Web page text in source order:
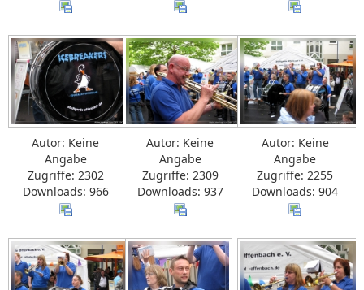
Autor: Keine
Angabe
Zugriffe: 2302
Downloads: 966
Autor: Keine
Angabe
Zugriffe: 2309
Downloads: 937
Autor: Keine
Angabe
Zugriffe: 2255
Downloads: 904